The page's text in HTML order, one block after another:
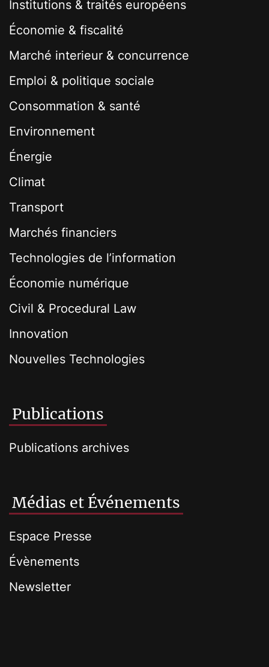
Institutions & traités européens
Économie & fiscalité
Marché interieur & concurrence
Emploi & politique sociale
Consommation & santé
Environnement
Énergie
Climat
Transport
Marchés financiers
Technologies de l’information
Économie numérique
Civil & Procedural Law
Innovation
Nouvelles Technologies
Publications
Publications archives
Médias et Événements
Espace Presse
Évènements
Newsletter